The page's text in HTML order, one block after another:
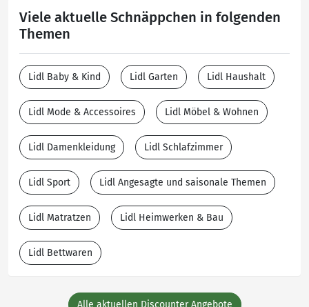
Viele aktuelle Schnäppchen in folgenden
Themen
Lidl Baby & Kind Lidl Garten Lidl Haushalt
Lidl Mode & Accessoires Lidl Möbel & Wohnen
Lidl Damenkleidung Lidl Schlafzimmer
Lidl Sport Lidl Angesagte und saisonale Themen
Lidl Matratzen Lidl Heimwerken & Bau
Lidl Bettwaren
Alle aktuellen Discounter Angebote